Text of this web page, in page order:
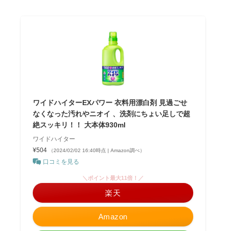
ワイドハイターEXパワー 衣料用漂白剤 見過ごせ
なくなった汚れやニオイ 、洗剤にちょい足しで超
絶スッキリ！！ 大本体930ml
ワイドハイター
¥504
（2024/02/02 16:40時点 | Amazon調べ）
口コミを見る
Amazon
＼ポイント最大11倍！／
楽天